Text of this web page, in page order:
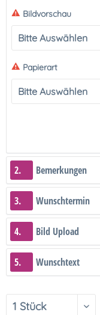
Bildvorschau
Papierart
2. Bemerkungen
3. Wunschtermin
4. Bild Upload
5. Wunschtext